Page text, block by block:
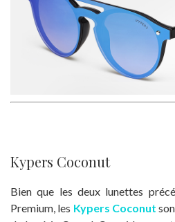
Kypers Coconut
Bien que les deux lunettes
Premium, les Kypers Coconut